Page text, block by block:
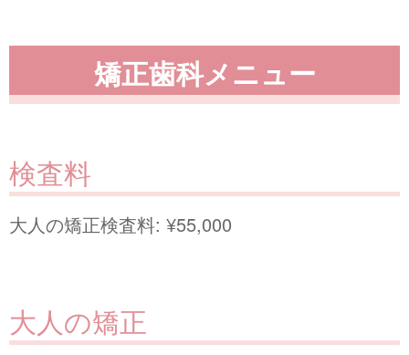
矯正歯科メニュー
検査料
大人の矯正検査料: ¥55,000
大人の矯正